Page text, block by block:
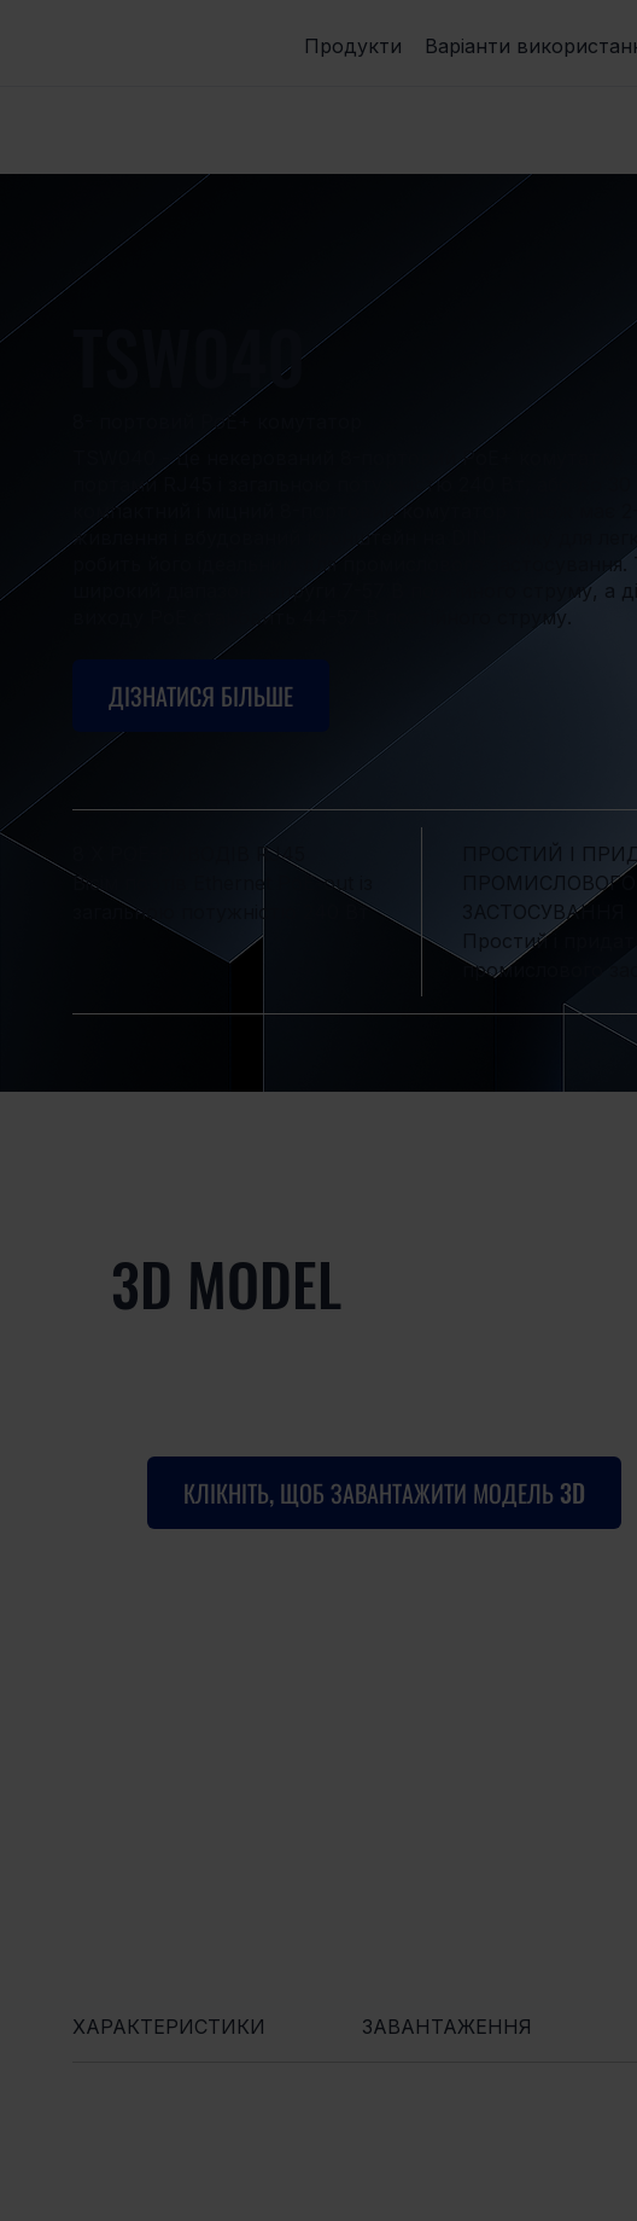
Продукти Варіанти
TSW040
8- портовий PoE+ комутатор
TSW040 - це некерований 8-портовий PoE+ комутатор
портами RJ45 і загальною потужністю 240 Вт, або до 30
компактний і міцний 8-портовий комутатор також має 2-
живлення і вбудований кронштейн на DIN-рейку для
робить його ідеальним для промислового застосування.
широкий діапазон напруги 7-57 В постійного струму, а
виходу PoE становить 44-57 В постійного струму.
ДІЗНАТИСЯ БІЛЬШЕ
8 X POE-ВИВОДІВ RJ45
Вісім портів Ethernet PoE-out із
загальною потужністю 240 Вт
ПРОСТИЙ І
ПРОМИСЛОВОГО
ЗАСТОСУВАННЯ
Простий і
промислового
3D MODEL
КЛІКНІТЬ, ЩОБ ЗАВАНТАЖИТИ МОДЕЛЬ 3D
ХАРАКТЕРИСТИКИ ЗАВАНТАЖЕННЯ